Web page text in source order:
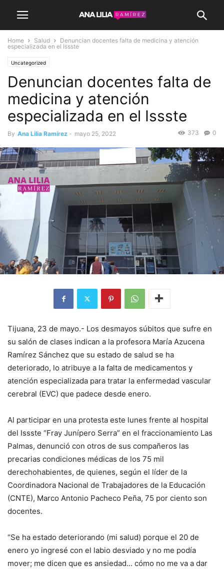
Home Salud
Denuncian docentes falta de medicina y atención
especializada en el Issste
Uncategorized
Denuncian docentes falta de
medicina y atención
especializada en el Issste
By Ana Lilia Ramírez - mayo 25, 2022 0
373
Tijuana, 23 de mayo.- Los desmayos súbitos que sufre en
su salón de clases indican a la profesora María Azucena
Ramírez Sánchez que su estado de salud se ha
deteriorado, lo atribuye a la falta de medicamentos y
atención especializada para tratar la enfermedad vascular
cerebral (EVC) que padece desde enero.
Al participar en una protesta este lunes frente al hospital
del Issste “Fray Junípero Serra” en el fraccionamiento Las
Palmas, denunció con otros de sus compañeros las
precarias condiciones médicas de los 75 mil
derechohabientes, de quienes, según el líder de la
Coordinadora Nacional de Trabajadores de la Educación
(CNTE), Marco Antonio Pacheco Peña, 75 por ciento son
docentes.
“Se ha estado deteriorando (mi salud) porque el 20 de
enero yo ingresé con el labio desviado y no me podía
mover; me dicen que es ansiedad… cómo no me va a dar